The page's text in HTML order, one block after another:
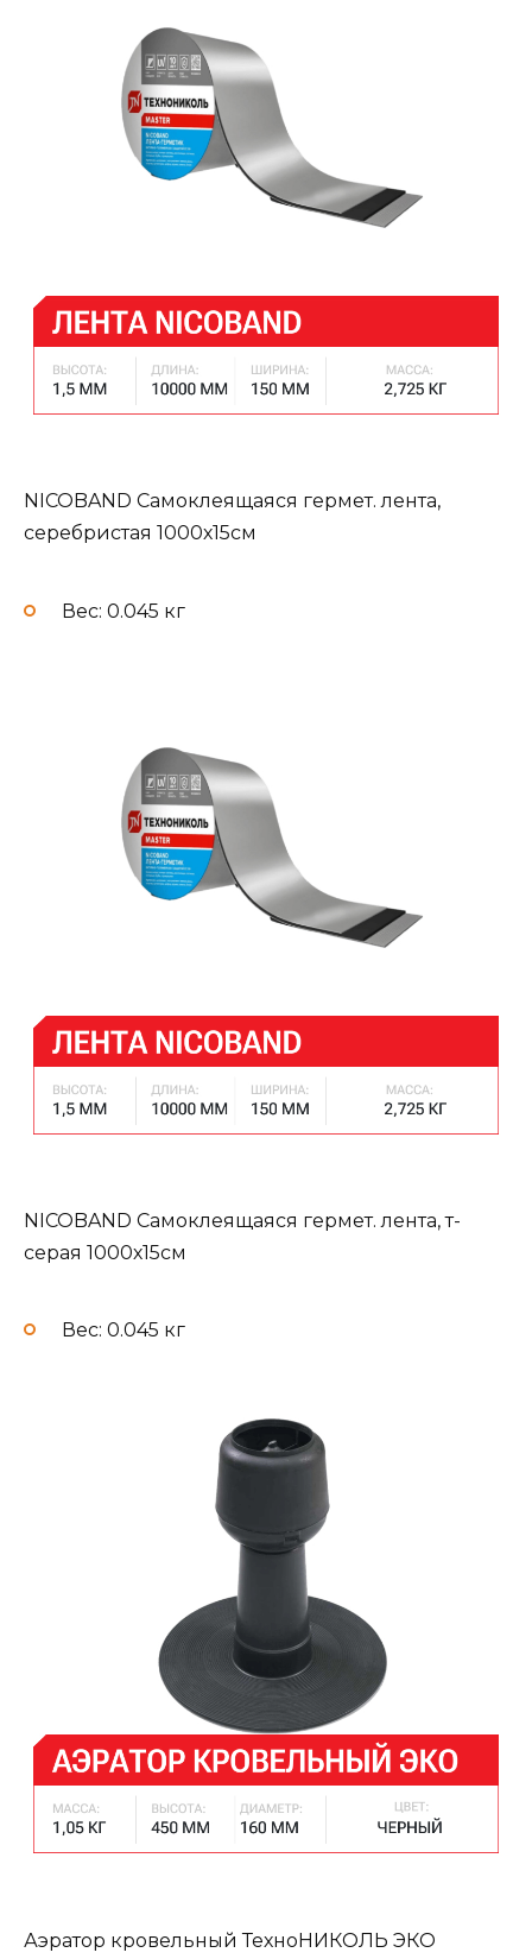
NICOBAND Самоклеящаяся гермет. лента,
серебристая 1000х15см
Вес: 0.045 кг
NICOBAND Самоклеящаяся гермет. лента, т-
серая 1000х15см
Вес: 0.045 кг
Аэратор кровельный ТехноНИКОЛЬ ЭКО